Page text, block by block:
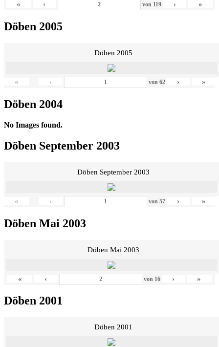
« ‹ von 119 › »
Döben 2005
Döben 2005
« ‹ von 62 › »
Döben 2004
No Images found.
Döben September 2003
Döben September 2003
« ‹ von 57 › »
Döben Mai 2003
Döben Mai 2003
« ‹ von 16 › »
Döben 2001
Döben 2001